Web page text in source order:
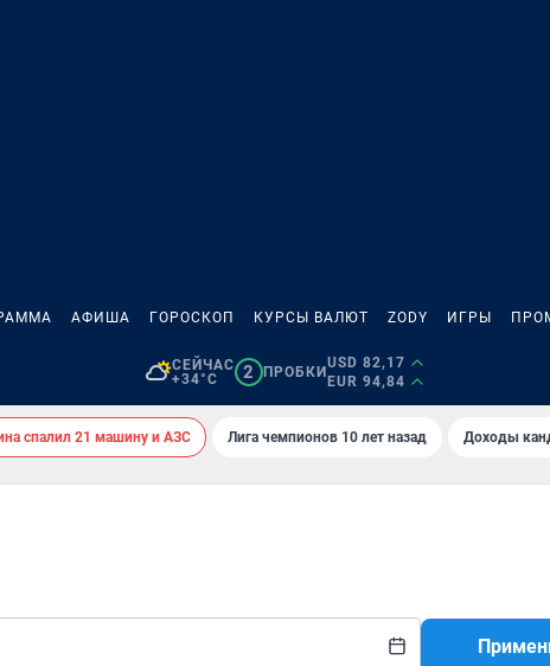
АФИША ГОРОСКОП КУРСЫ ВАЛЮТ ZODY ИГРЫ
СЕЙЧАС
+34°C
2 ПРОБКИ
USD 82,17
EUR 94,84
спалил 21 машину и АЗС Лига чемпионов 10 лет назад Доходы